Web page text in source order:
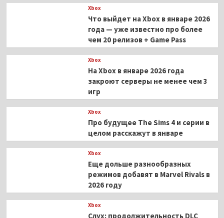
Xbox
Что выйдет на Xbox в январе 2026
года — уже известно про более
чем 20 релизов + Game Pass
Xbox
На Xbox в январе 2026 года
закроют серверы не менее чем 3
игр
Xbox
Про будущее The Sims 4 и серии в
целом расскажут в январе
Xbox
Еще дольше разнообразных
режимов добавят в Marvel Rivals в
2026 году
Xbox
Слух: продолжительность DLC